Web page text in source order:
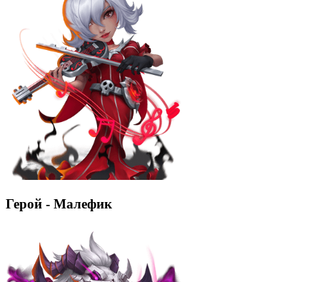
Герой - Малефик